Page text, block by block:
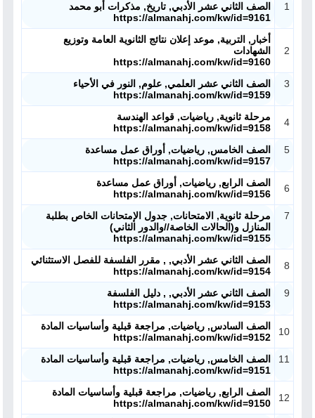
1
الصف الثاني عشر الأدبي, تاريخ, مذكرات أبو محمد
https://almanahj.com/kw/id=9161
2
أخبار, التربية, موعد إعلان نتائج الثانوية العامة وتوزيع
الشهادات
https://almanahj.com/kw/id=9160
3
الصف الثاني عشر العلمي, علوم, النور في الأحياء
https://almanahj.com/kw/id=9159
4
مرحلة ثانوية, رياضيات, قواعد الهندسة
https://almanahj.com/kw/id=9158
5
الصف الخامس, رياضيات, أوراق عمل مساعدة
https://almanahj.com/kw/id=9157
6
الصف الرابع, رياضيات, أوراق عمل مساعدة
https://almanahj.com/kw/id=9156
7
مرحلة ثانوية, الامتحانات, جدول الإمتحانات الخاص بطلبة
المنازل و(الحالات الخاصة//والدور الثاني)
https://almanahj.com/kw/id=9155
8
الصف الثاني عشر الأدبي, , مقرر الفلسفة للفصل الاستثنائي
https://almanahj.com/kw/id=9154
9
الصف الثاني عشر الأدبي, , دليل الفلسفة
https://almanahj.com/kw/id=9153
10
الصف السادس, رياضيات, مراجعة قبلية وأساسيات المادة
https://almanahj.com/kw/id=9152
11
الصف الخامس, رياضيات, مراجعة قبلية وأساسيات المادة
https://almanahj.com/kw/id=9151
12
الصف الرابع, رياضيات, مراجعة قبلية وأساسيات المادة
https://almanahj.com/kw/id=9150